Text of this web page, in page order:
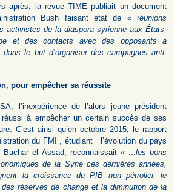
après, la revue TIME publiait un document
Bush faisant état de « réunions
activistes de la diaspora syrienne aux États-
et des contacts avec des opposants à
le but d’organiser des campagnes anti-
pour empêcher sa réussite
l’inexpérience de l’alors jeune président
réussi à empêcher un certain succès de ses
C’est ainsi qu’en octobre 2015, le rapport
du FMI , étudiant l’évolution du pays
Bachar el Assad, reconnaissait « ...les bons
de la Syrie ces dernières années,
la croissance du PIB non pétrolier, le
réserves de change et la diminution de la